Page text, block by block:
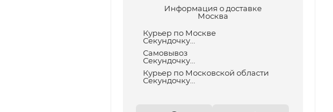
Информация о доставке
Москва
Курьер по Москве
Секундочку...
Самовывоз
Секундочку...
Курьер по Московской области
Секундочку...